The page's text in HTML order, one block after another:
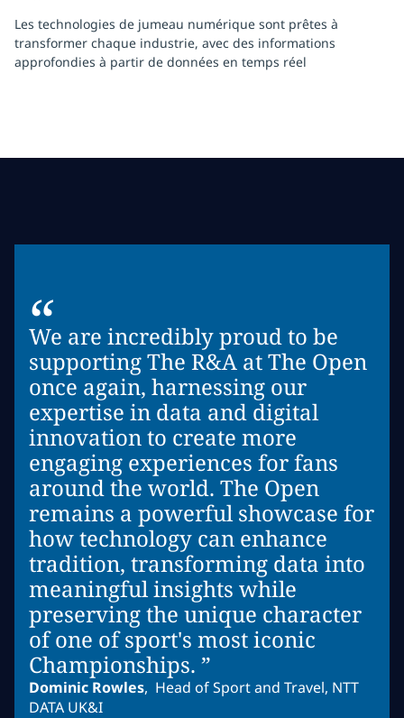
Les technologies de jumeau numérique sont prêtes à
transformer chaque industrie, avec des informations
approfondies à partir de données en temps réel
“
We are incredibly proud to be
supporting The R&A at The Open
once again, harnessing our
expertise in data and digital
innovation to create more
engaging experiences for fans
around the world. The Open
remains a powerful showcase for
how technology can enhance
tradition, transforming data into
meaningful insights while
preserving the unique character
of one of sport's most iconic
Championships. ”
Dominic Rowles, Head of Sport and Travel, NTT
DATA UK&I